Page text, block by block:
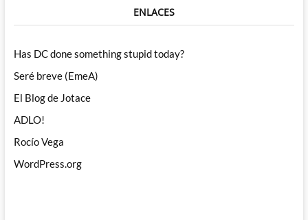
ENLACES
Has DC done something stupid today?
Seré breve (EmeA)
El Blog de Jotace
ADLO!
Rocío Vega
WordPress.org